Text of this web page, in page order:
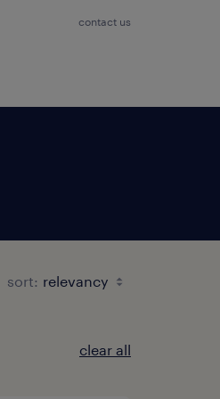
contact us
sort:
clear all